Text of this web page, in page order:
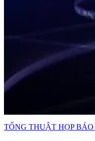
TỔNG THUẬT HỌP